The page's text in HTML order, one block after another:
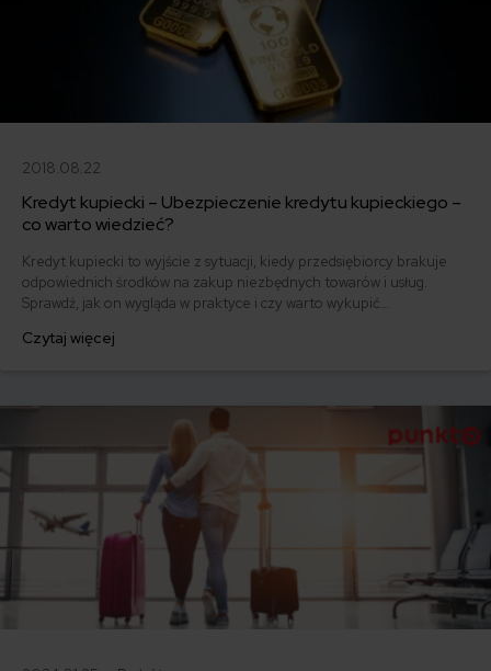
2018.08.22
Kredyt kupiecki – Ubezpieczenie kredytu kupieckiego –
co warto wiedzieć?
Kredyt kupiecki to wyjście z sytuacji, kiedy przedsiębiorcy brakuje
odpowiednich środków na zakup niezbędnych towarów i usług.
Sprawdź, jak on wygląda w praktyce i czy warto wykupić
Czytaj więcej